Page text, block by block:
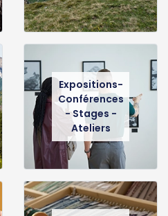
Expositions-
Conférences
- Stages -
Ateliers